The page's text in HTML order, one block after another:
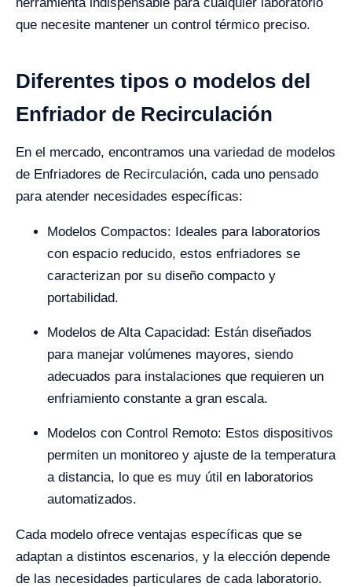
que necesite mantener un control térmico preciso.
Diferentes tipos o modelos del
Enfriador de Recirculación
En el mercado, encontramos una variedad de modelos
de Enfriadores de Recirculación, cada uno pensado
para atender necesidades específicas:
Modelos Compactos: Ideales para laboratorios
con espacio reducido, estos enfriadores se
caracterizan por su diseño compacto y
portabilidad.
Modelos de Alta Capacidad: Están diseñados
para manejar volúmenes mayores, siendo
adecuados para instalaciones que requieren un
enfriamiento constante a gran escala.
Modelos con Control Remoto: Estos dispositivos
permiten un monitoreo y ajuste de la temperatura
a distancia, lo que es muy útil en laboratorios
automatizados.
Cada modelo ofrece ventajas específicas que se
adaptan a distintos escenarios, y la elección depende
de las necesidades particulares de cada laboratorio.